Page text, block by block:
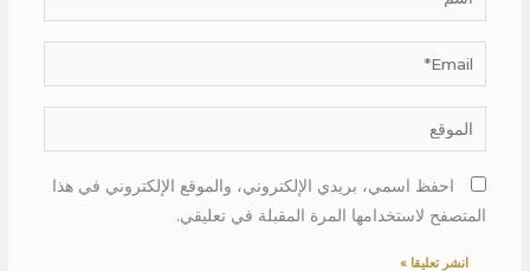
Email*
الموقع
احفظ اسمي، بريدي الإلكتروني، والموقع الإلكتروني في هذا
المتصفح لاستخدامها المرة المقبلة في تعليقي.